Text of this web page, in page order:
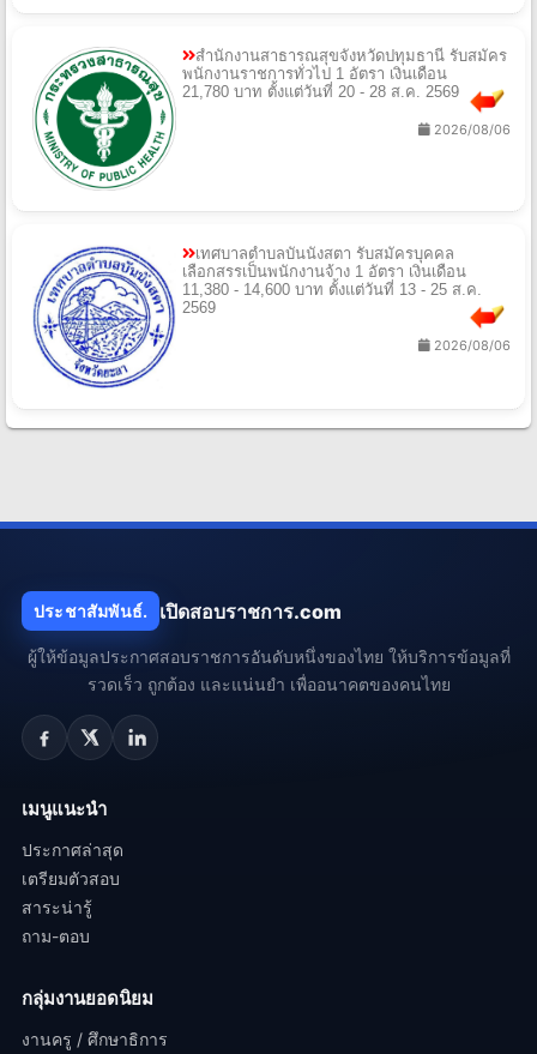
สํานักงานสาธารณสุขจังหวัดปทุมธานี รับสมัคร
พนักงานราชการทั่วไป 1 อัตรา เงินเดือน
21,780 บาท ตั้งแต่วันที่ 20 - 28 ส.ค. 2569
2026/08/06
เทศบาลตําบลบันนังสตา รับสมัครบุคคล
เลือกสรรเป็นพนักงานจ้าง 1 อัตรา เงินเดือน
11,380 - 14,600 บาท ตั้งแต่วันที่ 13 - 25 ส.ค.
2569
2026/08/06
ประชาสัมพันธ์. เปิดสอบราชการ.com
ผู้ให้ข้อมูลประกาศสอบราชการอันดับหนึ่งของไทย ให้บริการข้อมูลที่
รวดเร็ว ถูกต้อง และแน่นยำ เพื่ออนาคตของคนไทย
เมนูแนะนำ
ประกาศล่าสุด
เตรียมตัวสอบ
สาระน่ารู้
ถาม-ตอบ
กลุ่มงานยอดนิยม
งานครู / ศึกษาธิการ